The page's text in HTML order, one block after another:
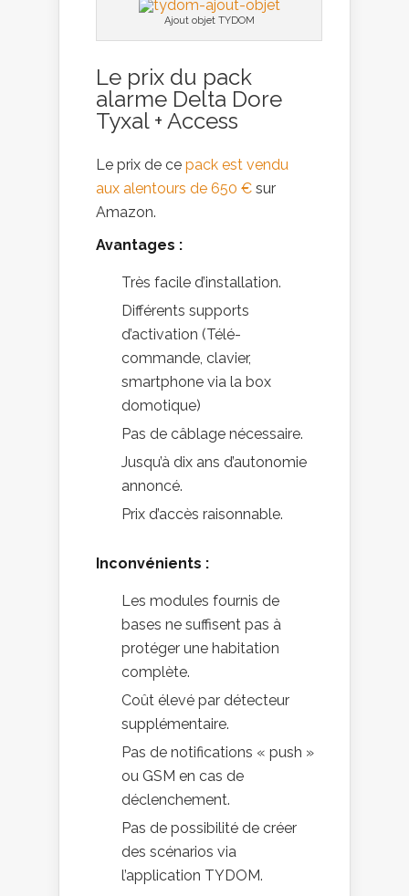
Ajout objet TYDOM
Le prix du pack
alarme Delta Dore
Tyxal + Access
Le prix de ce pack est vendu
aux alentours de 650 € sur
Amazon.
Avantages :
Très facile d’installation.
Différents supports
d’activation (Télé-
commande, clavier,
smartphone via la box
domotique)
Pas de câblage nécessaire.
Jusqu’à dix ans d’autonomie
annoncé.
Prix d’accès raisonnable.
Inconvénients :
Les modules fournis de
bases ne suffisent pas à
protéger une habitation
complète.
Coût élevé par détecteur
supplémentaire.
Pas de notifications « push »
ou GSM en cas de
déclenchement.
Pas de possibilité de créer
des scénarios via
l’application TYDOM.